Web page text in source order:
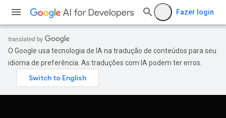
Fazer login
O Google usa tecnologia de IA na tradução de conteúdos para seu
idioma de preferência. As traduções com IA podem ter erros.